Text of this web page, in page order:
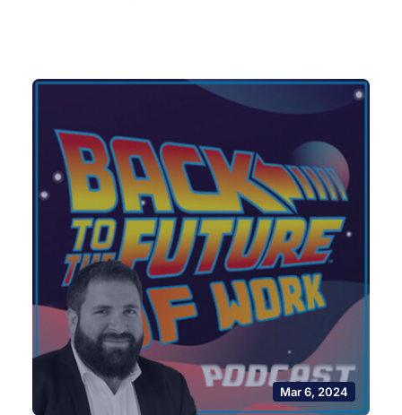
Mar 6, 2024